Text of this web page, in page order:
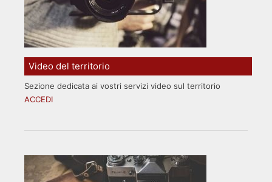
Video del territorio
Sezione dedicata ai vostri servizi video sul territorio
ACCEDI